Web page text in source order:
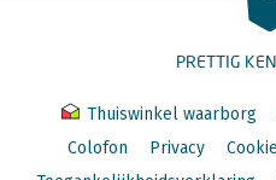
PRETTIG
Thuiswinkel waarborg
Colofon
Privacy